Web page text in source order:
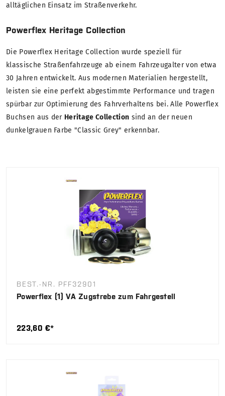
alltäglichen Einsatz im Straßenverkehr.
Powerflex Heritage Collection
Die Powerflex Heritage Collection wurde speziell für
klassische Straßenfahrzeuge ab einem Fahrzeugalter von etwa
30 Jahren entwickelt. Aus modernen Materialien hergestellt,
leisten sie eine perfekt abgestimmte Performance und tragen
spürbar zur Optimierung des Fahrverhaltens bei. Alle Powerflex
Buchsen aus der Heritage Collection sind an der neuen
dunkelgrauen Farbe "Classic Grey" erkennbar.
BEST.-NR. PFF32901
Powerflex (1) VA Zugstrebe zum Fahrgestell
223,60 €*